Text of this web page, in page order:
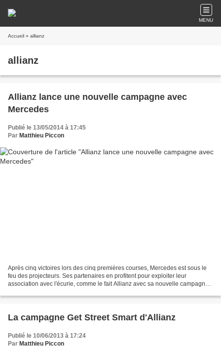
MENU
Accueil » allianz
allianz
Allianz lance une nouvelle campagne avec
Mercedes
Publié le 13/05/2014 à 17:45
Par Matthieu Piccon
Après cinq victoires lors des cinq premières courses, Mercedes est sous le
feu des projecteurs. Ses partenaires en profitent pour exploiter leur
association avec l'écurie, comme le fait Allianz avec sa nouvelle campagne
La campagne Get Street Smart d'Allianz
Publié le 10/06/2013 à 17:24
Par Matthieu Piccon